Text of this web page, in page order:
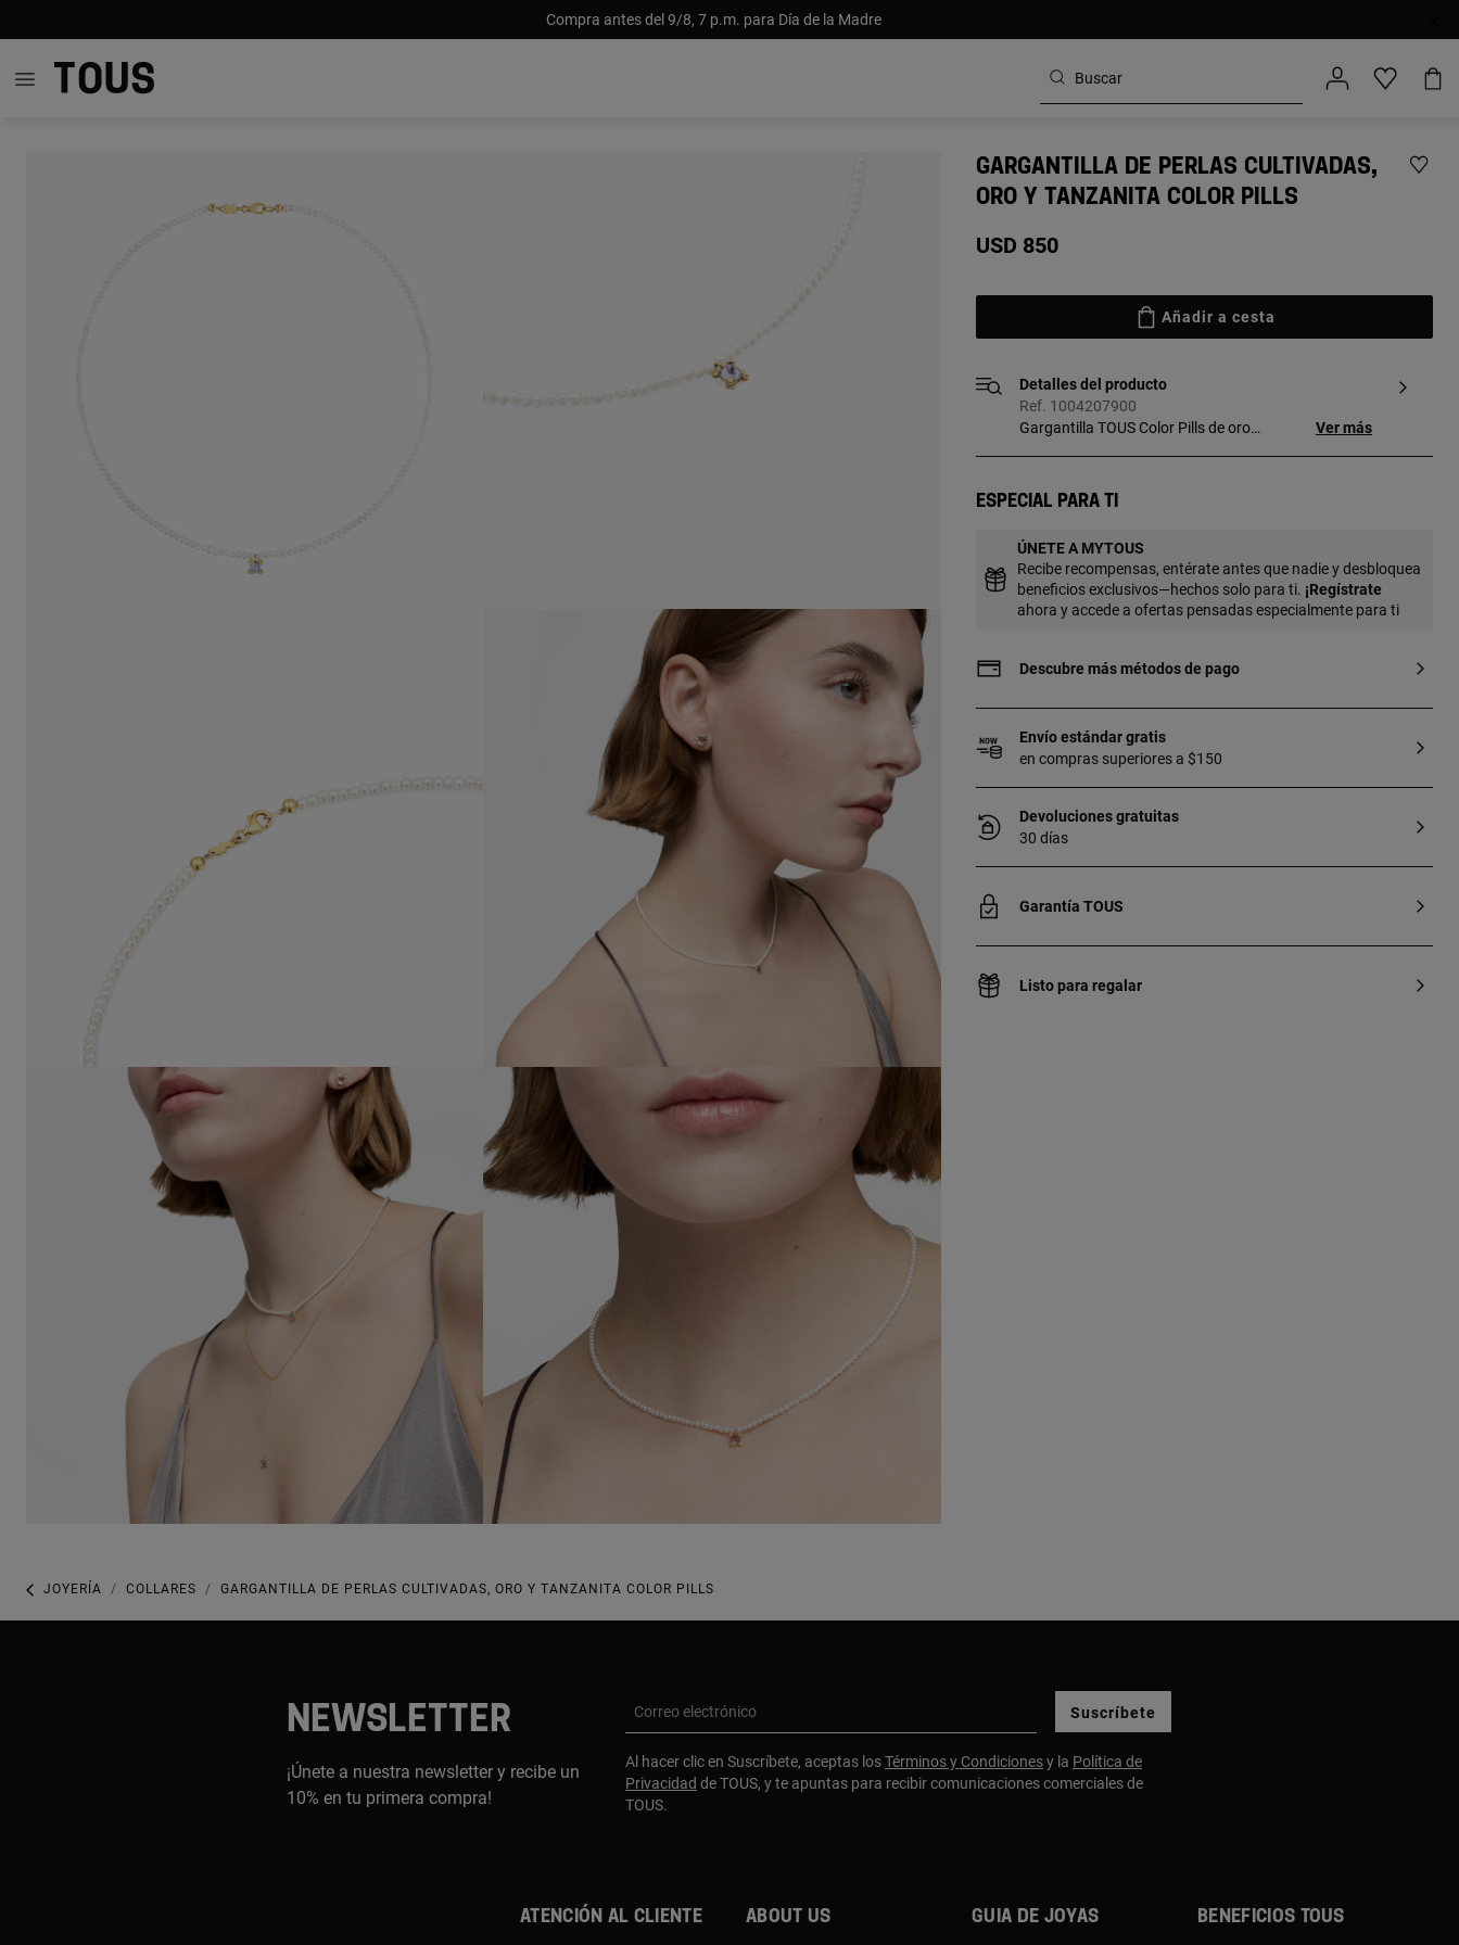
Compra antes del 9/8, 7 p.m. para Día de la Madre
GARGANTILLA DE PERLAS CULTIVADAS,
ORO Y TANZANITA COLOR PILLS
USD 850
Añadir a cesta
Detalles del producto
Ref. 1004207900
Gargantilla TOUS Color Pills de oro
gema está engastada con garras en
mm. Tamaño perla cultivada: 2-2,5 mm.
Longitud gargantilla: 40 cm. Cierre reasa.
Ver más
Especial para ti
ÚNETE A MYTOUS
Recibe recompensas, entérate antes que nadie y desbloquea
beneficios exclusivos—hechos solo para ti. ¡Regístrate
ahora y accede a ofertas pensadas especialmente para ti
Descubre más métodos de pago
Envío estándar gratis
en compras superiores a $150
Devoluciones gratuitas
30 días
Garantía TOUS
Listo para regalar
JOYERÍA COLLARES GARGANTILLA DE PERLAS CULTIVADAS, ORO Y TANZANITA COLOR PILLS
NEWSLETTER
¡Únete a nuestra newsletter y recibe un
10% en tu primera compra!
Correo electrónico Suscríbete
Al hacer clic en Suscríbete, aceptas losTérminos y Condicionesy la Política de
Privacidad de TOUS, y te apuntas para recibir comunicaciones comerciales de
TOUS.
Atención al cliente About us Guia de joyas Beneficios TOUS